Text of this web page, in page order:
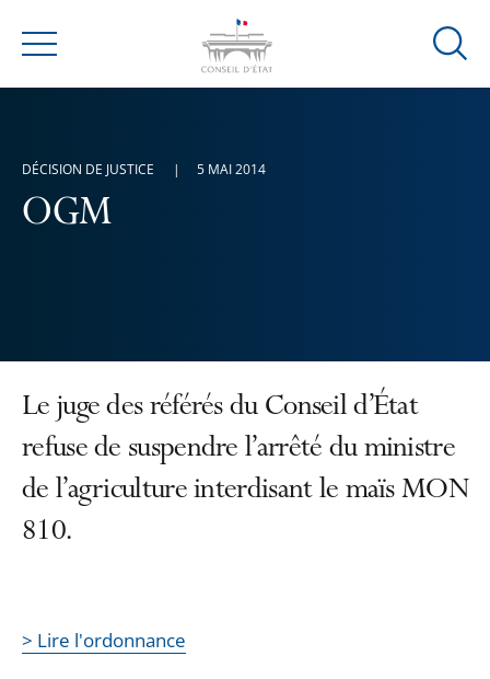
Menu
Ouvrir
OGM
DÉCISION DE JUSTICE 5 MAI 2014
Le juge des référés du Conseil d’État
refuse de suspendre l’arrêté du ministre
de l’agriculture interdisant le maïs MON
810.
> Lire l'ordonnance